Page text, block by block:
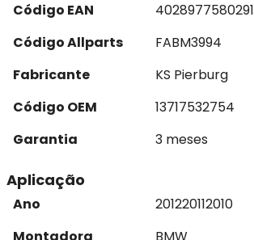
Código EAN
4028977580291
Código Allparts
FABM3994
Fabricante
KS Pierburg
Código OEM
13717532754
Garantia
3 meses
Aplicação
Ano 201220112010